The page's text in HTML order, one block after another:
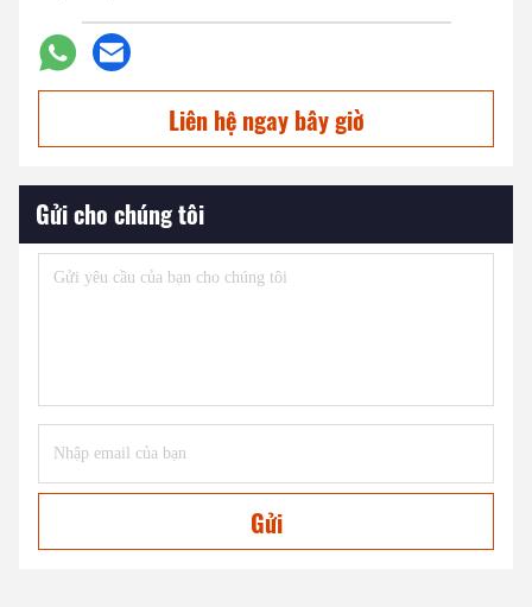
Liên hệ ngay bây giờ
Gửi cho chúng tôi
Gửi